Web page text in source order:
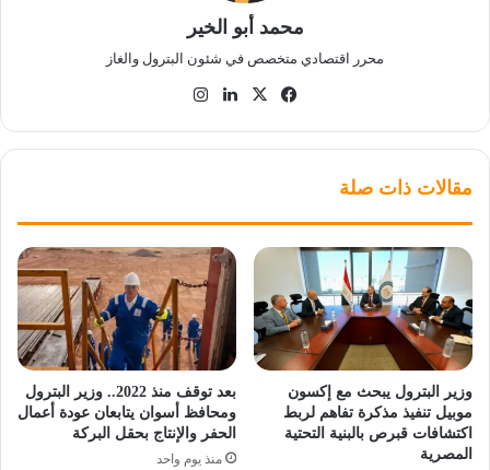
محمد أبو الخير
محرر اقتصادي متخصص في شئون البترول والغاز
فيسبوك
‫X لينكدإن
مقالات ذات صلة
وزير البترول يبحث مع إكسون
موبيل تنفيذ مذكرة تفاهم لربط
اكتشافات قبرص بالبنية التحتية
المصرية
بعد توقف منذ 2022.. وزير البترول
ومحافظ أسوان يتابعان عودة أعمال
الحفر والإنتاج بحقل البركة
منذ يوم واحد